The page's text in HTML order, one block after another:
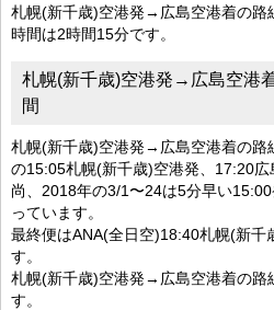
札幌(新千歳)空港発→広島空港着の路
時間は2時間15分です。
札幌(新千歳)空港発→広島空港
間
札幌(新千歳)空港発→広島空港着の路
の15:05札幌(新千歳)空港発、17:20広
尚、2018年の3/1〜24は5分早い
っています。
最終便はANA(全日空)18:40札幌(新
す。
札幌(新千歳)空港発→広島空港着の路
す。